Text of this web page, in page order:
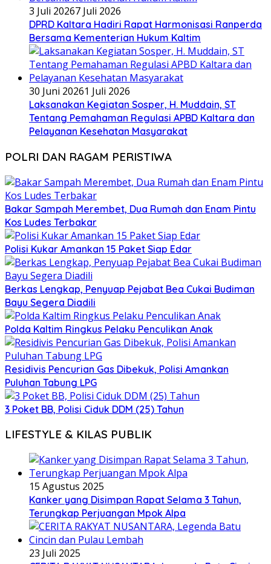
3 Juli 20267 Juli 2026
DPRD Kaltara Hadiri Rapat Harmonisasi Ranperda
Bersama Kementerian Hukum Kaltim
30 Juni 20261 Juli 2026
Laksanakan Kegiatan Sosper, H. Muddain, ST
Tentang Pemahaman Regulasi APBD Kaltara dan
Pelayanan Kesehatan Masyarakat
POLRI DAN RAGAM PERISTIWA
Bakar Sampah Merembet, Dua Rumah dan Enam Pintu
Kos Ludes Terbakar
Polisi Kukar Amankan 15 Paket Siap Edar
Berkas Lengkap, Penyuap Pejabat Bea Cukai Budiman
Bayu Segera Diadili
Polda Kaltim Ringkus Pelaku Penculikan Anak
Residivis Pencurian Gas Dibekuk, Polisi Amankan
Puluhan Tabung LPG
3 Poket BB, Polisi Ciduk DDM (25) Tahun
LIFESTYLE & KILAS PUBLIK
15 Agustus 2025
Kanker yang Disimpan Rapat Selama 3 Tahun,
Terungkap Perjuangan Mpok Alpa
23 Juli 2025